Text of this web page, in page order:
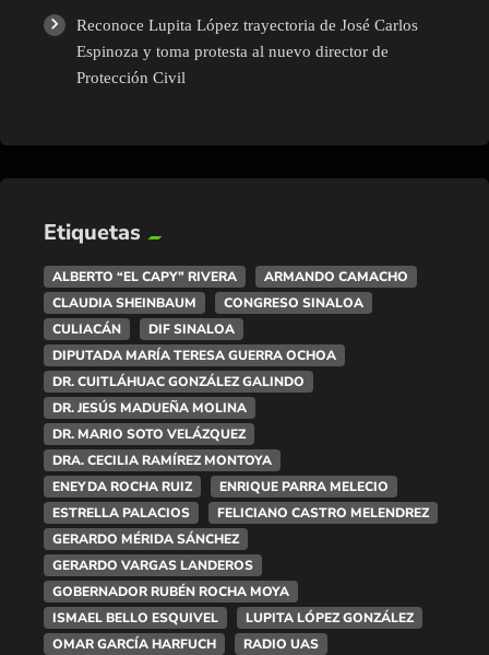
Reconoce Lupita López trayectoria de José Carlos
Espinoza y toma protesta al nuevo director de
Protección Civil
Etiquetas
ALBERTO “EL CAPY” RIVERA
ARMANDO CAMACHO
CLAUDIA SHEINBAUM
CONGRESO SINALOA
CULIACÁN
DIF SINALOA
DIPUTADA MARÍA TERESA GUERRA OCHOA
DR. CUITLÁHUAC GONZÁLEZ GALINDO
DR. JESÚS MADUEÑA MOLINA
DR. MARIO SOTO VELÁZQUEZ
DRA. CECILIA RAMÍREZ MONTOYA
ENEYDA ROCHA RUIZ
ENRIQUE PARRA MELECIO
ESTRELLA PALACIOS
FELICIANO CASTRO MELENDREZ
GERARDO MÉRIDA SÁNCHEZ
GERARDO VARGAS LANDEROS
GOBERNADOR RUBÉN ROCHA MOYA
ISMAEL BELLO ESQUIVEL
LUPITA LÓPEZ GONZÁLEZ
OMAR GARCÍA HARFUCH
RADIO UAS